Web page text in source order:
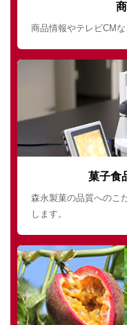
商品情報やテレビCMな
菓子食
森永製菓の品質へのこ
します。